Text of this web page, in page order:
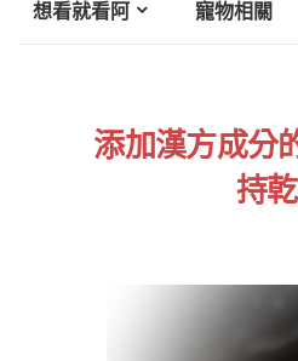
想看就看阿
寵物相關
添加漢方成分
持